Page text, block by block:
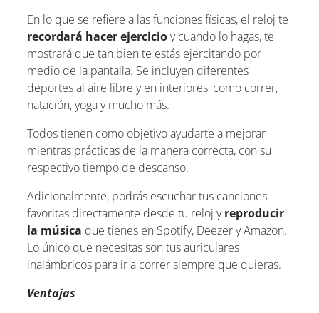
En lo que se refiere a las funciones físicas, el reloj te
recordará hacer ejercicioy cuando lo hagas, te
mostrará que tan bien te estás ejercitando por
medio de la pantalla. Se incluyen diferentes
deportes al aire libre y en interiores, como correr,
natación, yoga y mucho más.
Todos tienen como objetivo ayudarte a mejorar
mientras prácticas de la manera correcta, con su
respectivo tiempo de descanso.
Adicionalmente, podrás escuchar tus canciones
favoritas directamente desde tu reloj yreproducir
la música que tienes en Spotify, Deezer y Amazon.
Lo único que necesitas son tus auriculares
inalámbricos para ir a correr siempre que quieras.
Ventajas